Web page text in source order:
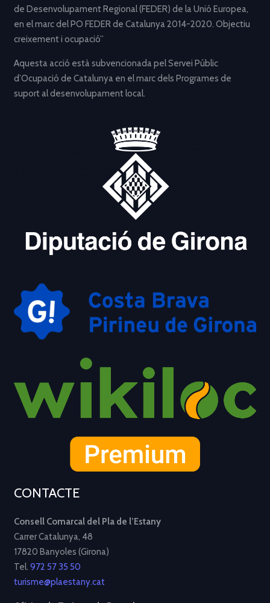
de Desenvolupament Regional (FEDER) de la Unió Europea,
en el marc del PO FEDER de Catalunya 2014-2020. Objectiu
creixement i ocupació”
Aquesta acció està subvencionada pel Servei Públic
d’Ocupació de Catalunya en el marc dels Programes de
suport al desenvolupament local.
CONTACTE
Consell Comarcal del Pla de l’Estany
Carrer Catalunya, 48
17820 Banyoles (Girona)
Tel. 972 57 35 50
turisme@plaestany.cat